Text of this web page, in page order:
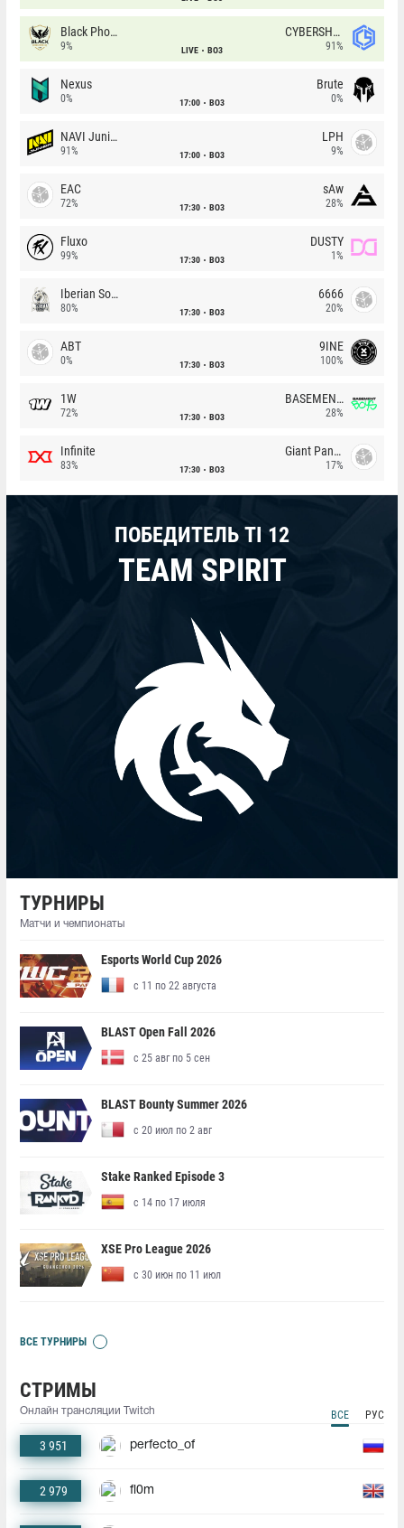
Black Phoenix
9% LIVE BO3
CYBERSHOKE
91%
Nexus
0% 17:00 BO3
Brute
0%
NAVI Junior
91% 17:00 BO3
LPH
9%
EAC
72% 17:30 BO3
sAw
28%
Fluxo
99% 17:30 BO3
DUSTY
1%
Iberian Soul
80% 17:30 BO3
6666
20%
ABT
0% 17:30 BO3
9INE
100%
1W
72% 17:30 BO3
BASEMENT BOYS
28%
Infinite
83% 17:30 BO3
Giant Pandas
17%
ПОБЕДИТЕЛЬ TI 12
TEAM SPIRIT
ТУРНИРЫ
Матчи и чемпионаты
Esports World Cup 2026
с 11 по 22 августа
BLAST Open Fall 2026
с 25 авг по 5 сен
BLAST Bounty Summer 2026
с 20 июл по 2 авг
Stake Ranked Episode 3
с 14 по 17 июля
XSE Pro League 2026
с 30 июн по 11 июл
ВСЕ ТУРНИРЫ
СТРИМЫ
Онлайн трансляции Twitch ВСЕ РУС
3 951 perfecto_of
2 979 fl0m